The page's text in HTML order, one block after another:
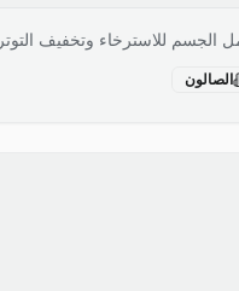
الجسم للاسترخاء وتخفيف التوتر
الصالون